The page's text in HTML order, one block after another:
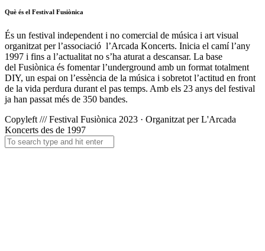
Què és el Festival Fusiònica
És un festival independent i no comercial de música i art visual
organitzat per l’associació l’Arcada Koncerts. Inicia el camí l’any
1997 i fins a l’actualitat no s’ha aturat a descansar. La base
del Fusiònica és fomentar l’underground amb un format totalment
DIY, un espai on l’essència de la música i sobretot l’actitud en front
de la vida perdura durant el pas temps. Amb els 23 anys del festival
ja han passat més de 350 bandes.
Copyleft /// Festival Fusiònica 2023 · Organitzat per L'Arcada
Koncerts des de 1997